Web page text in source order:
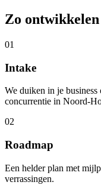
Zo
01
Intake
We duiken in je business
concurrentie in Noord-
02
Roadmap
Een helder plan met
verrassingen.